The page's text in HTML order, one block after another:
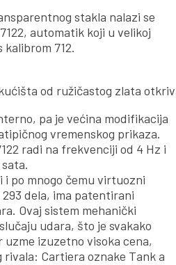
stakla nalazi se
automatik koji u velikoj
712.
od ružičastog zlata
pa je većina modifikacija
vremenskog prikaza.
radi na frekvenciji od 4 Hz i
i po mnogo čemu virtuozni
dela, ima patentirani
Ovaj sistem mehanički
udara, što je svakako
izuzetno visoka cena,
rivala: Cartiera oznake Tank a